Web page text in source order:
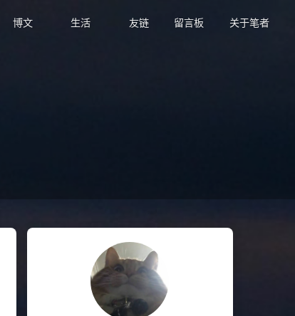
博文 生活 友链 留言板 关于笔者